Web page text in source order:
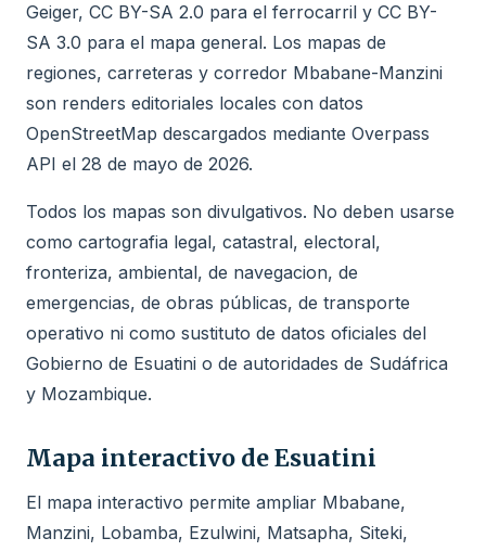
Geiger, CC BY-SA 2.0 para el ferrocarril y CC BY-
SA 3.0 para el mapa general. Los mapas de
regiones, carreteras y corredor Mbabane-Manzini
son renders editoriales locales con datos
OpenStreetMap descargados mediante Overpass
API el 28 de mayo de 2026.
Todos los mapas son divulgativos. No deben usarse
como cartografia legal, catastral, electoral,
fronteriza, ambiental, de navegacion, de
emergencias, de obras públicas, de transporte
operativo ni como sustituto de datos oficiales del
Gobierno de Esuatini o de autoridades de Sudáfrica
y Mozambique.
Mapa interactivo de Esuatini
El mapa interactivo permite ampliar Mbabane,
Manzini, Lobamba, Ezulwini, Matsapha, Siteki,